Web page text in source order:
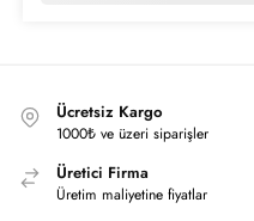
Ücretsiz Kargo
1000₺ ve üzeri siparişler
Üretici Firma
Üretim maliyetine fiyatlar